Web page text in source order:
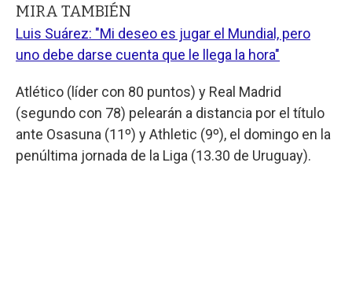
MIRA TAMBIÉN
Luis Suárez: "Mi deseo es jugar el Mundial, pero
uno debe darse cuenta que le llega la hora"
Atlético (líder con 80 puntos) y Real Madrid
(segundo con 78) pelearán a distancia por el título
ante Osasuna (11º) y Athletic (9º), el domingo en la
penúltima jornada de la Liga (13.30 de Uruguay).